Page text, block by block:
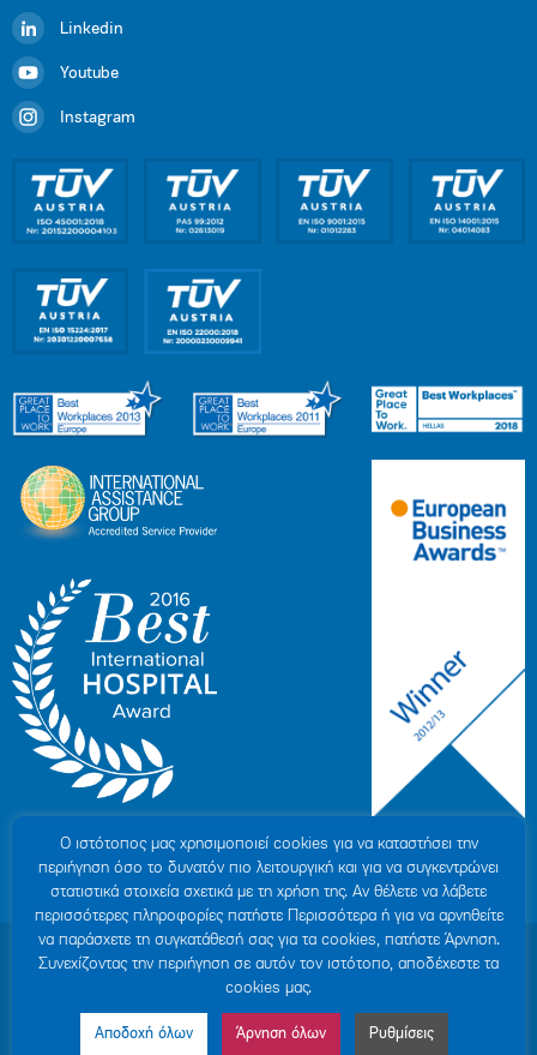
Linkedin
Youtube
Instagram
© 2007-2026 ΥΓΕΙΑ Μ.Α.Ε |
ΓΕΜΗ: 000279901000
Όροι Χρήσης
| Πολιτική Προστασίας Προσωπικών Δεδομένων
Δήλωση Απορρήτου
Ο ιστότοπoς μας χρησιμοποιεί cookies για να καταστήσει την
περιήγηση όσο το δυνατόν πιο λειτουργική και για να συγκεντρώνει
στατιστικά στοιχεία σχετικά με τη χρήση της. Αν θέλετε να λάβετε
περισσότερες πληροφορίες πατήστε Περισσότερα ή για να αρνηθείτε
να παράσχετε τη συγκατάθεσή σας για τα cookies, πατήστε Άρνηση.
Συνεχίζοντας την περιήγηση σε αυτόν τον ιστότοπο, αποδέχεστε τα
cookies μας.
Αποδοχή όλων Άρνηση όλων Ρυθμίσεις